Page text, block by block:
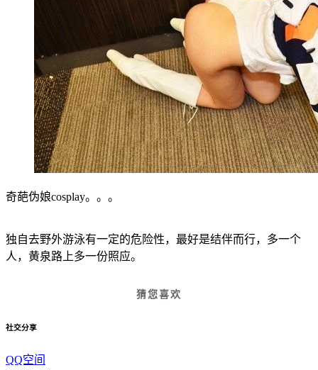
奇葩伪娘cosplay。。。
独自去野外游泳有一定的危险性，最好是结伴而行，多一个
人，黄泉路上多一份照应。
猜您喜欢
社交分享
QQ空间